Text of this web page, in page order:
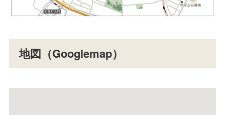
地図（Googlemap）